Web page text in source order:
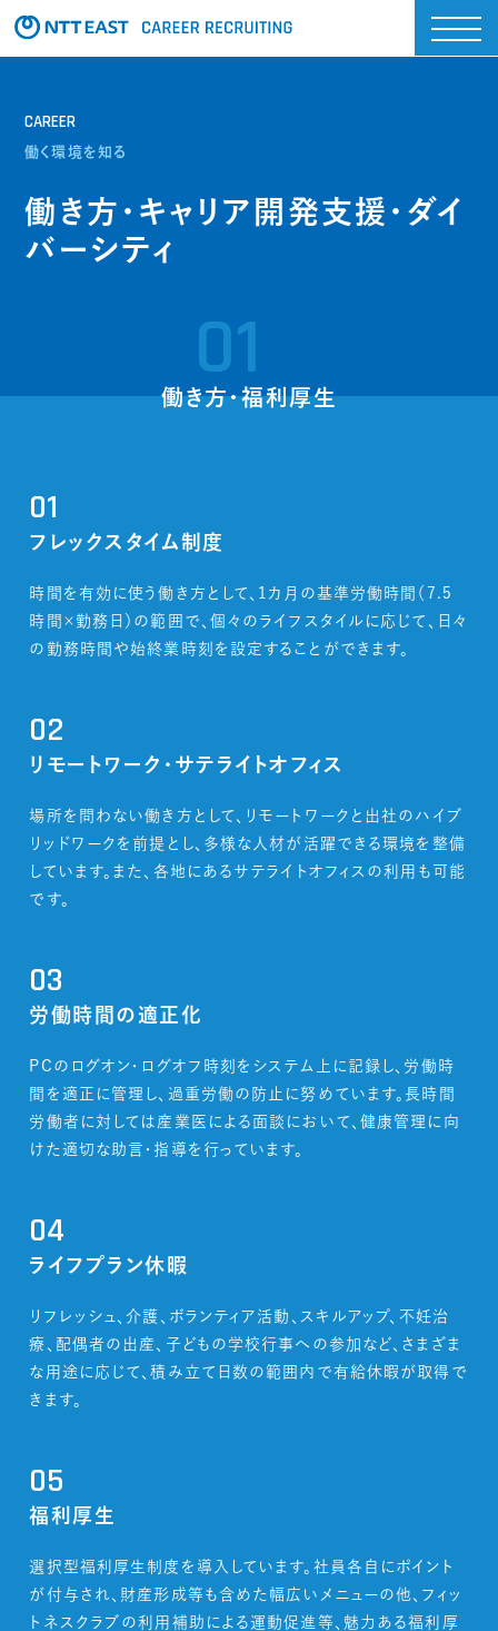
CAREER
働く環境を知る
働き方・キャリア開発支援・ダイ
バーシティ
01
働き方・福利厚生
01
フレックスタイム制度
時間を有効に使う働き方として、1カ月の基準労働時間（7.5
時間×勤務日）の範囲で、個々のライフスタイルに応じて、日々
の勤務時間や始終業時刻を設定することができます。
02
リモートワーク・サテライトオフィス
場所を問わない働き方として、リモートワークと出社のハイブ
リッドワークを前提とし、多様な人材が活躍できる環境を整備
しています。また、各地にあるサテライトオフィスの利用も可能
です。
03
労働時間の適正化
PCのログオン・ログオフ時刻をシステム上に記録し、労働時
間を適正に管理し、過重労働の防止に努めています。長時間
労働者に対しては産業医による面談において、健康管理に向
けた適切な助言・指導を行っています。
04
ライフプラン休暇
リフレッシュ、介護、ボランティア活動、スキルアップ、不妊治
療、配偶者の出産、子どもの学校行事への参加など、さまざま
な用途に応じて、積み立て日数の範囲内で有給休暇が取得で
きます。
05
福利厚生
選択型福利厚生制度を導入しています。社員各自にポイント
が付与され、財産形成等も含めた幅広いメニューの他、フィッ
トネスクラブの利用補助による運動促進等、魅力ある福利厚